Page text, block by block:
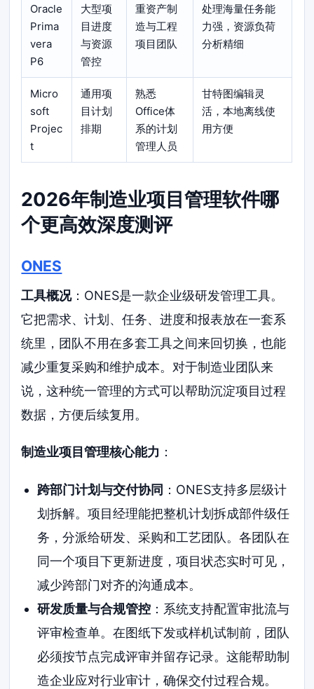
Oracle
Prima
vera
P6
大型项
目进度
与资源
管控
重资产制
造与工程
项目团队
处理海量任务能
力强，资源负荷
分析精细
Micro
soft
Projec
t
通用项
目计划
排期
熟悉
Office体
系的计划
管理人员
甘特图编辑灵
活，本地离线使
用方便
2026年制造业项目管理软件哪
个更高效深度测评
ONES
工具概况：ONES是一款企业级研发管理工具。
它把需求、计划、任务、进度和报表放在一套系
统里，团队不用在多套工具之间来回切换，也能
减少重复采购和维护成本。对于制造业团队来
说，这种统一管理的方式可以帮助沉淀项目过程
数据，方便后续复用。
制造业项目管理核心能力 ：
跨部门计划与交付协同 ：ONES支持多层级计
划拆解。项目经理能把整机计划拆成部件级任
务，分派给研发、采购和工艺团队。各团队在
同一个项目下更新进度，项目状态实时可见，
减少跨部门对齐的沟通成本。
研发质量与合规管控：系统支持配置审批流与
评审检查单。在图纸下发或样机试制前，团队
必须按节点完成评审并留存记录。这能帮助制
造企业应对行业审计，确保交付过程合规。